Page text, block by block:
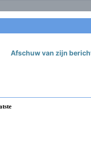
Afschuw van zijn